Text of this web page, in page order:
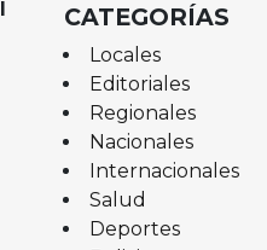
CATEGORÍAS
Locales
Editoriales
Regionales
Nacionales
Internacionales
Salud
Deportes